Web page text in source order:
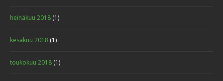
heinäkuu 2018 (1)
kesäkuu 2018 (1)
toukokuu 2018 (1)